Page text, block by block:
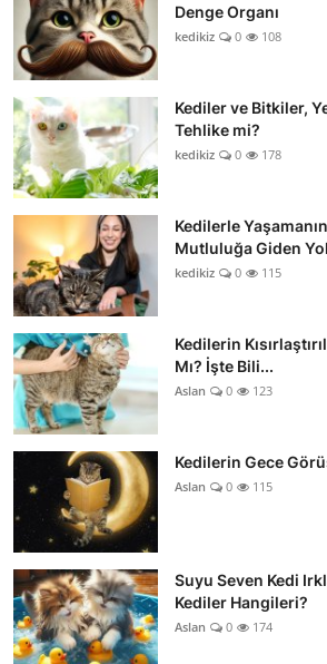
Denge Organı
kedikiz 0 108
Kediler ve Bitkiler,
Tehlike mi?
kedikiz 0 178
Kedilerle
Mutluluğa Giden
kedikiz 0 115
Kedilerin
Mı? İşte Bili...
Aslan 0 123
Kedilerin Gece
Aslan 0 115
Suyu Seven Kedi
Kediler Hangileri?
Aslan 0 174